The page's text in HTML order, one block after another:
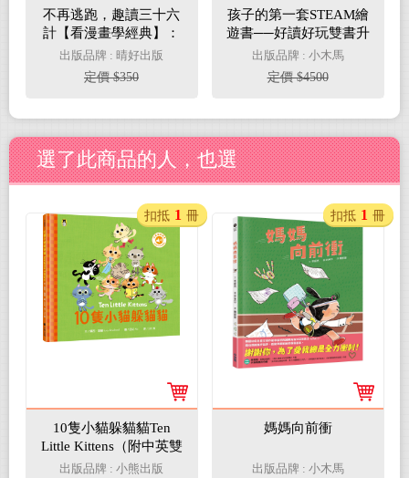
不再逃跑，趣讀三十六
計【看漫畫學經典】：
附贈「趣讀成語收藏
卡」
出版品牌 : 晴好出版
定價 $350
孩子的第一套STEAM繪
遊書──好讀好玩雙書升
級版10冊大全套【附贈
透明萬用書袋】
出版品牌 : 小木馬
定價 $4500
選了此商品的人，也選
10隻小貓躲貓貓Ten
Little Kittens（附中英雙
語QR Code音檔）
出版品牌 : 小熊出版
扣抵 1 冊
媽媽向前衝
出版品牌 : 小木馬
扣抵 1 冊